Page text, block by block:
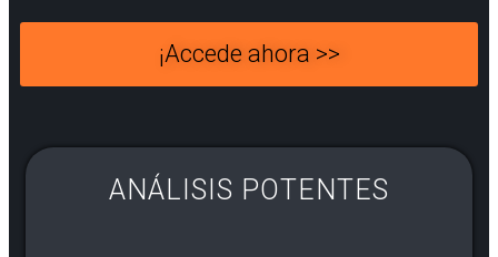
¡Accede ahora >>
ANÁLISIS POTENTES